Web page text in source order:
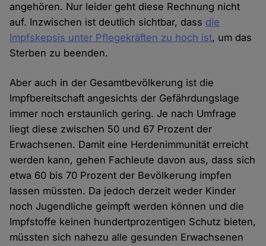
angehören. Nur leider geht diese Rechnung nicht
auf. Inzwischen ist deutlich sichtbar, dass die
Impfskepsis unter Pflegekräften zu hoch ist, um das
Sterben zu beenden.
Aber auch in der Gesamtbevölkerung ist die
Impfbereitschaft angesichts der Gefährdungslage
immer noch erstaunlich gering. Je nach Umfrage
liegt diese zwischen 50 und 67 Prozent der
Erwachsenen. Damit eine Herdenimmunität erreicht
werden kann, gehen Fachleute davon aus, dass sich
etwa 60 bis 70 Prozent der Bevölkerung impfen
lassen müssten. Da jedoch derzeit weder Kinder
noch Jugendliche geimpft werden können und die
Impfstoffe keinen hundertprozentigen Schutz bieten,
müssten sich nahezu alle gesunden Erwachsenen